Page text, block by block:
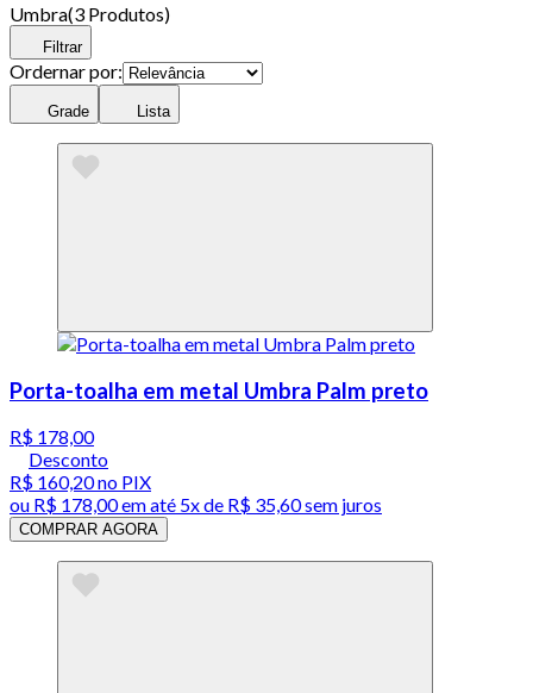
Umbra(3 Produtos)
Filtrar
Ordernar por:
Grade Lista
Porta-toalha em metal Umbra Palm preto
R$ 178,00
Desconto
R$ 160,20no PIX
ou R$ 178,00em até 5x de R$ 35,60 sem juros
COMPRAR AGORA